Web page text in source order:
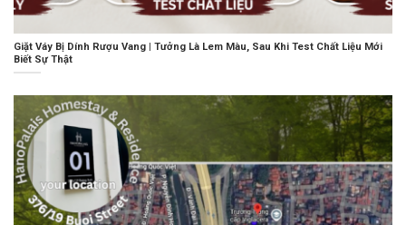
Giặt Váy Bị Dính Rượu Vang | Tưởng Là Lem Màu, Sau Khi Test Chất Liệu Mới
Biết Sự Thật